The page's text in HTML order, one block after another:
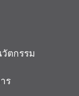
ตกรรม
ร